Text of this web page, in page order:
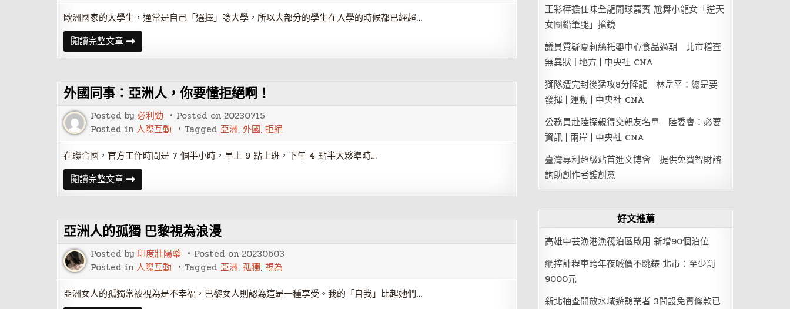
歐洲國家的大學生，通常是自己「選擇」唸大學，所以大部分的學生在入學的時候都已經超…
閱讀完整文章你
的
人
該
有
標
準
流
程
外國同事：亞洲人，你要懂拒絕啊！
Posted by 必利勁 Posted on 20230715
Posted in 人際互動 Tagged 亞洲, 外國, 拒絕
在聯合國，官方工作時間是 7 個半小時，早上 9 點上班，下午 4 點半大夥準時…
閱讀完整文章外
國
同
洲
人，
你
要
懂
拒
啊！
亞洲人的孤獨 巴黎視為浪漫
Posted by 印度壯陽藥 Posted on 20230603
Posted in 人際互動 Tagged 亞洲, 孤獨, 視為
亞洲女人的孤獨常被視為是不幸福，巴黎女人則認為這是一種享受。我的「自我」比起她們…
王彩樺擔任味全龍開球嘉賓 尬舞小龍女「逆天
女團鉛筆腿」搶鏡
議員質疑夏莉絲托嬰中心食品過期 北市稽查
無異狀 | 地方 | 中央社 CNA
獅隊遭完封後猛攻8分降龍 林岳平：總是要
發揮 | 運動 | 中央社 CNA
公務員赴陸探親得交親友名單 陸委會：必要
資訊 | 兩岸 | 中央社 CNA
臺灣專利超級站首進文博會 提供免費智財諮
詢助創作者護創意
好文推薦
高雄中芸漁港漁筏泊區啟用 新增90個泊位
網控計程車跨年夜喊價不跳錶 北市：至少罰
9000元
新北抽查開放水域遊憩業者 3間設免責條款已